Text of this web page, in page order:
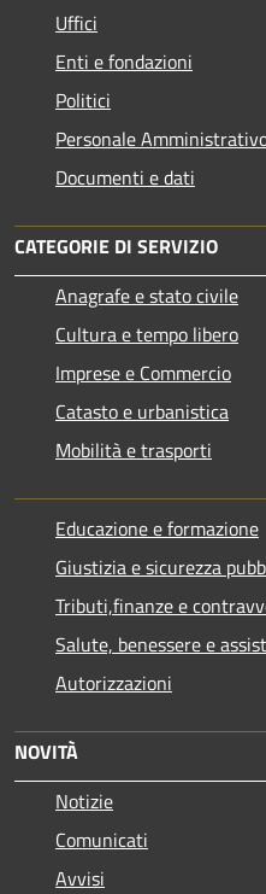
Uffici
Enti e fondazioni
Politici
Personale
Documenti e dati
CATEGORIE DI SERVIZIO
Anagrafe e stato civile
Cultura e tempo libero
Imprese e Commercio
Catasto e urbanistica
Mobilità e trasporti
Educazione e formazione
Giustizia e sicurezza
Tributi,finanze e
Salute, benessere e
Autorizzazioni
NOVITÀ
Notizie
Comunicati
Avvisi